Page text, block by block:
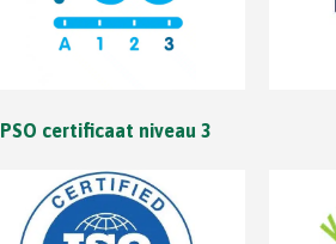
PSO certificaat niveau 3